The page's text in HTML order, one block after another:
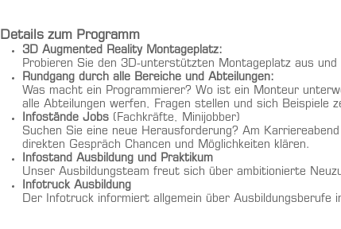
Details zum Programm
3D Augmented Reality Montageplatz:
Probieren Sie den 3D-unterstützten Montageplatz aus
Rundgang durch alle Bereiche und Abteilungen:
Was macht ein Programmierer? Wo ist ein Monteur
alle Abteilungen werfen, Fragen stellen und sich Beispiele
Infostände Jobs (Fachkräfte, Minijobber)
Suchen Sie eine neue Herausforderung? Am
direkten Gespräch Chancen und Möglichkeiten klären.
Infostand Ausbildung und Praktikum
Unser Ausbildungsteam freut sich über ambitionierte
Infotruck Ausbildung
Der Infotruck informiert allgemein über Ausbildungsberufe